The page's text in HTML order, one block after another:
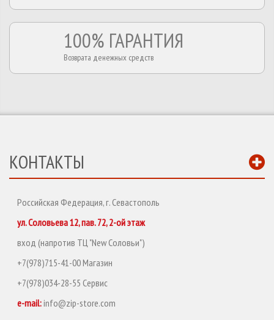
100% ГАРАНТИЯ
Возврата денежных средств
КОНТАКТЫ
Российская Федерация, г. Севастополь
ул. Соловьева 12, пав. 72, 2-ой этаж
вход (напротив ТЦ "New Соловьи")
+7(978)715-41-00 Магазин
+7(978)034-28-55 Сервис
e-mail:info@zip-store.com